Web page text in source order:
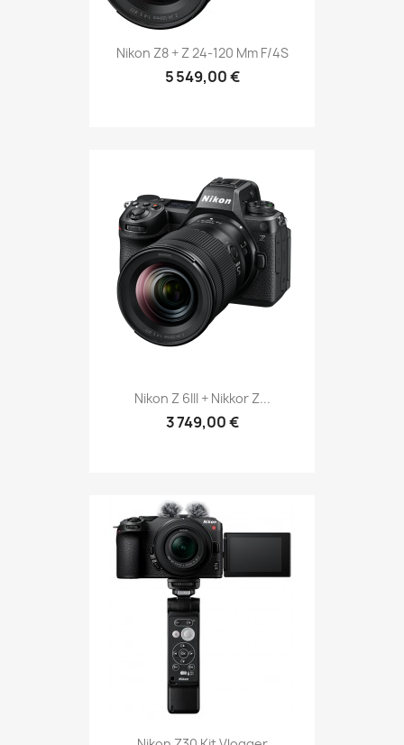
Nikon Z8 + Z 24-120 Mm F/4S
5 549,00 €
Nikon Z 6III + Nikkor Z...
3 749,00 €